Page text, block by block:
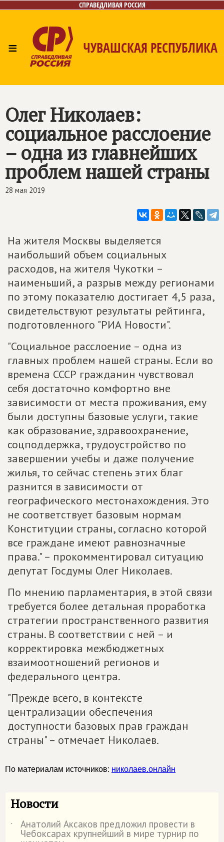
СПРАВЕДЛИВАЯ РОССИЯ
≡ ЧУВАШСКАЯ РЕСПУБЛИКА
Олег Николаев:
социальное расслоение
– одна из главнейших
проблем нашей страны
28 мая 2019
На жителя Москвы выделяется
наибольший объем социальных
расходов, на жителя Чукотки –
наименьший, а разрыв между регионами
по этому показателю достигает 4,5 раза,
свидетельствуют результаты рейтинга,
подготовленного "РИА Новости".
"Социальное расслоение – одна из
главных проблем нашей страны. Если во
времена СССР гражданин чувствовал
себя достаточно комфортно вне
зависимости от места проживания, ему
были доступны базовые услуги, такие
как образование, здравоохранение,
соцподдержка, трудоустройство по
завершении учебы и даже получение
жилья, то сейчас степень этих благ
разнится в зависимости от
географического местонахождения. Это
не соответствует базовым нормам
Конституции страны, согласно которой
все граждане имеют равнозначные
права." – прокомментировал ситуацию
депутат Госдумы Олег Николаев.
По мнению парламентария, в этой связи
требуется более детальная проработка
стратегии пространственного развития
страны. В соответствии с ней – и
корректировка межбюджетных
взаимоотношений регионов и
федерального центра.
"Прежде всего, в контексте
централизации обеспечения
доступности базовых прав граждан
страны" – отмечает Николаев.
По материалам источников: николаев.онлайн
Новости
˙ Анатолий Аксаков предложил провести в
Чебоксарах крупнейший в мире турнир по